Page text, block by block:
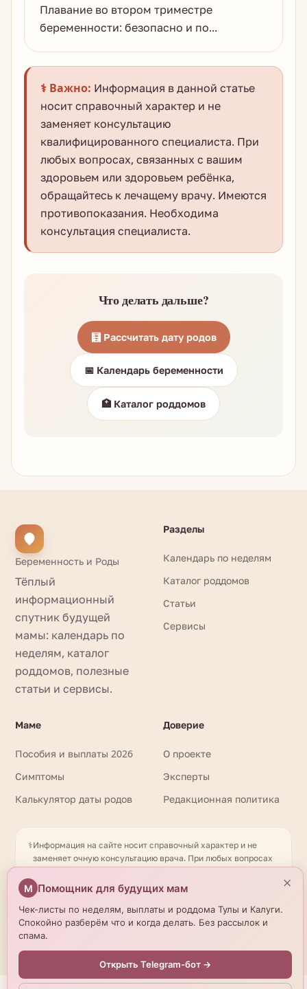
Плавание во втором триместре
беременности: безопасно и по...
⚕️ Важно: Информация в данной статье
носит справочный характер и не
заменяет консультацию
квалифицированного специалиста. При
любых вопросах, связанных с вашим
здоровьем или здоровьем ребёнка,
обращайтесь к лечащему врачу. Имеются
противопоказания. Необходима
консультация специалиста.
Что делать дальше?
🧮 Рассчитать дату родов
📅 Календарь беременности
🏥 Каталог роддомов
Беременность и Роды
Тёплый
информационный
спутник будущей
мамы: календарь по
неделям, каталог
роддомов, полезные
статьи и сервисы.
Разделы
Календарь по неделям
Каталог роддомов
Статьи
Сервисы
Маме
Пособия и выплаты 2026
Симптомы
Калькулятор даты родов
Доверие
О проекте
Эксперты
Редакционная политика
⚕️Информация на сайте носит справочный характер и не
заменяет очную консультацию врача. При любых вопросах
здоровья обращайтесь к квалифицированному
специалисту. Имеются противопоказания. Необходима
консультация специалиста. Данные о роддомах получены
из открытых источников и могут отличаться от актуальной
информации — уточняйте по телефону. © 2026
beremennostirody.ru
М Помощник для будущих мам
Чек-листы по неделям, выплаты и роддома Тулы и Калуги.
Спокойно разберём что и когда делать. Без рассылок и
спама.
Открыть Telegram-бот →
×